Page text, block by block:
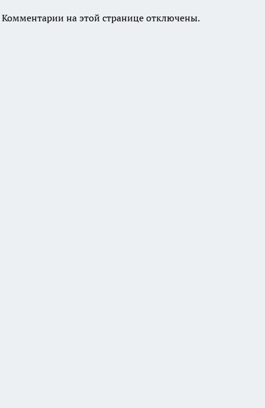
Комментарии на этой странице отключены.